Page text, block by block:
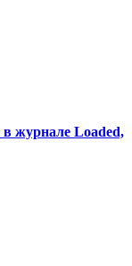
в журнале Loaded,